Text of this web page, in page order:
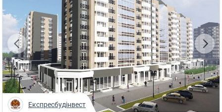
Риелторы в Черкассах Оценка квартиры
Експресбудінвест